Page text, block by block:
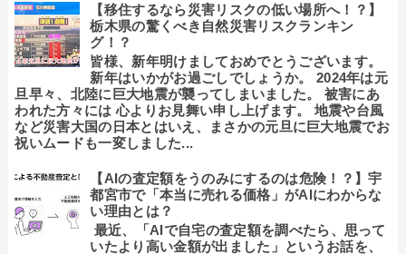
【移住するなら災害リスクの低い場所へ！？】
栃木県の驚くべき自然災害リスクランキン
グ！？
皆様、新年明けましておめでとうございます。
新年はいかがお過ごしでしょうか。 2024年は元
旦早々、北陸に巨大地震が襲ってしまいました。 被害にあ
われた方々には 心よりお見舞い申し上げます。 地震や台風
など災害大国の日本とはいえ、まさかの元旦に巨大地震でお
祝いムードも一変しました...
【AIの査定額をうのみにするのは危険！？】宇
都宮市で「本当に売れる価格」がAIにわからな
い理由とは？
最近、「AIで自宅の査定額を調べたら、思って
いたより高い金額が出ました」というお話を、